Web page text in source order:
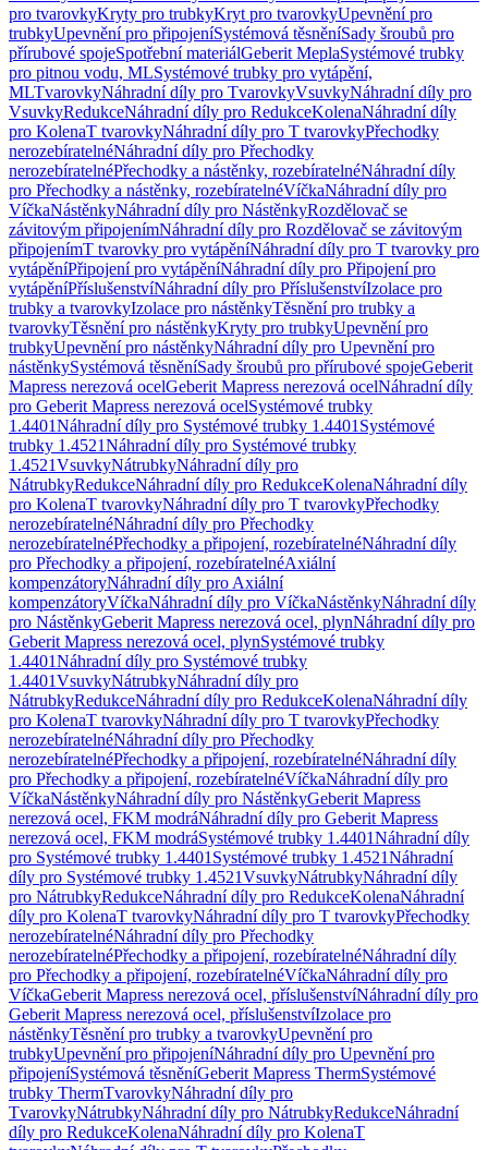
pro tvarovkyKryty pro trubkyKryt pro tvarovkyUpevnění pro
trubkyUpevnění pro připojeníSystémová těsněníSady šroubů pro
přírubové spojeSpotřební materiálGeberit MeplaSystémové trubky
pro pitnou vodu, MLSystémové trubky pro vytápění,
MLTvarovkyNáhradní díly pro TvarovkyVsuvkyNáhradní díly pro
VsuvkyRedukceNáhradní díly pro RedukceKolenaNáhradní díly
pro KolenaT tvarovkyNáhradní díly pro T tvarovkyPřechodky
nerozebíratelnéNáhradní díly pro Přechodky
nerozebíratelnéPřechodky a nástěnky, rozebíratelnéNáhradní díly
pro Přechodky a nástěnky, rozebíratelnéVíčkaNáhradní díly pro
VíčkaNástěnkyNáhradní díly pro NástěnkyRozdělovač se
závitovým připojenímNáhradní díly pro Rozdělovač se závitovým
připojenímT tvarovky pro vytápěníNáhradní díly pro T tvarovky pro
vytápěníPřipojení pro vytápěníNáhradní díly pro Připojení pro
vytápěníPříslušenstvíNáhradní díly pro PříslušenstvíIzolace pro
trubky a tvarovkyIzolace pro nástěnkyTěsnění pro trubky a
tvarovkyTěsnění pro nástěnkyKryty pro trubkyUpevnění pro
trubkyUpevnění pro nástěnkyNáhradní díly pro Upevnění pro
nástěnkySystémová těsněníSady šroubů pro přírubové spojeGeberit
Mapress nerezová ocelGeberit Mapress nerezová ocelNáhradní díly
pro Geberit Mapress nerezová ocelSystémové trubky
1.4401Náhradní díly pro Systémové trubky 1.4401 Systémové
trubky 1.4521Náhradní díly pro Systémové trubky
1.4521VsuvkyNátrubkyNáhradní díly pro
NátrubkyRedukceNáhradní díly pro RedukceKolenaNáhradní díly
pro KolenaT tvarovkyNáhradní díly pro T tvarovkyPřechodky
nerozebíratelnéNáhradní díly pro Přechodky
nerozebíratelnéPřechodky a připojení, rozebíratelnéNáhradní díly
pro Přechodky a připojení, rozebíratelnéAxiální
kompenzátoryNáhradní díly pro Axiální
kompenzátoryVíčkaNáhradní díly pro VíčkaNástěnkyNáhradní díly
pro NástěnkyGeberit Mapress nerezová ocel, plynNáhradní díly pro
Geberit Mapress nerezová ocel, plynSystémové trubky
1.4401Náhradní díly pro Systémové trubky
1.4401VsuvkyNátrubkyNáhradní díly pro
NátrubkyRedukceNáhradní díly pro RedukceKolenaNáhradní díly
pro KolenaT tvarovkyNáhradní díly pro T tvarovkyPřechodky
nerozebíratelnéNáhradní díly pro Přechodky
nerozebíratelnéPřechodky a připojení, rozebíratelnéNáhradní díly
pro Přechodky a připojení, rozebíratelnéVíčkaNáhradní díly pro
VíčkaNástěnkyNáhradní díly pro NástěnkyGeberit Mapress
nerezová ocel, FKM modráNáhradní díly pro Geberit Mapress
nerezová ocel, FKM modráSystémové trubky 1.4401Náhradní díly
pro Systémové trubky 1.4401 Systémové trubky 1.4521Náhradní
díly pro Systémové trubky 1.4521VsuvkyNátrubkyNáhradní díly
pro NátrubkyRedukceNáhradní díly pro RedukceKolenaNáhradní
díly pro KolenaT tvarovkyNáhradní díly pro T tvarovkyPřechodky
nerozebíratelnéNáhradní díly pro Přechodky
nerozebíratelnéPřechodky a připojení, rozebíratelnéNáhradní díly
pro Přechodky a připojení, rozebíratelnéVíčkaNáhradní díly pro
VíčkaGeberit Mapress nerezová ocel, příslušenstvíNáhradní díly pro
Geberit Mapress nerezová ocel, příslušenstvíIzolace pro
nástěnkyTěsnění pro trubky a tvarovkyUpevnění pro
trubkyUpevnění pro připojeníNáhradní díly pro Upevnění pro
připojeníSystémová těsněníGeberit Mapress ThermSystémové
trubky ThermTvarovkyNáhradní díly pro
TvarovkyNátrubkyNáhradní díly pro NátrubkyRedukceNáhradní
díly pro RedukceKolenaNáhradní díly pro KolenaT